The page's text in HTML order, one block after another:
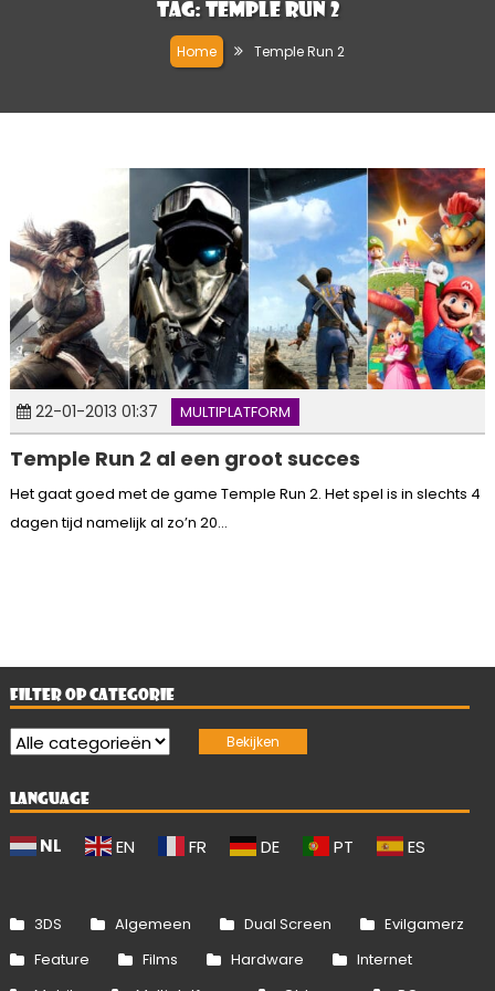
Tag: Temple Run 2
Home Temple Run 2
22-01-2013 01:37 MULTIPLATFORM
Temple Run 2 al een groot succes
Het gaat goed met de game Temple Run 2. Het spel is in slechts 4
dagen tijd namelijk al zo’n 20...
FILTER OP CATEGORIE
LANGUAGE
NL EN FR DE PT ES
3DS Algemeen Dual Screen
Evilgamerz
Feature
Films Hardware
Internet